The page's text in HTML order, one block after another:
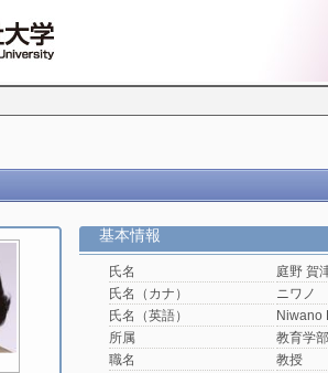
基本情報
氏名
庭野 賀
氏名（カナ）
ニワノ
氏名（英語）
Niwano
所属
教育学
職名
教授